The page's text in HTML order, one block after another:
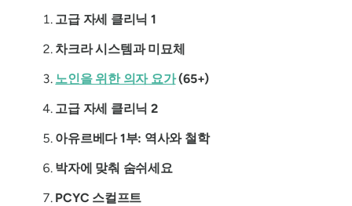
고급 자세 클리닉 1
차크라 시스템과 미묘체
노인을 위한 의자 요가(65+)
고급 자세 클리닉 2
아유르베다 1부: 역사와 철학
박자에 맞춰 숨쉬세요
PCYC 스컬프트